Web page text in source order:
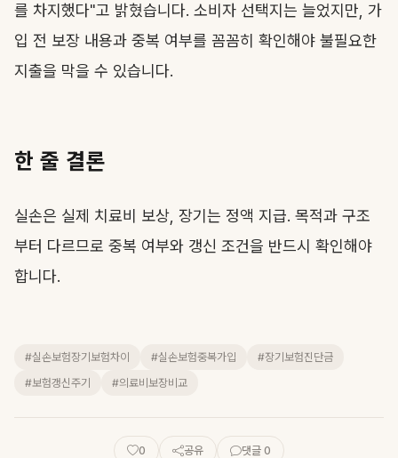
를 차지했다"고 밝혔습니다. 소비자 선택지는 늘었지만, 가
입 전 보장 내용과 중복 여부를 꼼꼼히 확인해야 불필요한
지출을 막을 수 있습니다.
한 줄 결론
실손은 실제 치료비 보상, 장기는 정액 지급. 목적과 구조
부터 다르므로 중복 여부와 갱신 조건을 반드시 확인해야
합니다.
#실손보험장기보험차이 #실손보험중복가입
#장기보험진단금
#보험갱신주기
#의료비보장비교
0 공유 댓글 0